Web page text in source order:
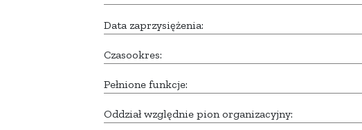
Data zaprzysiężenia:
Czasookres:
Pełnione funkcje:
Oddział względnie pion organizacyjny: